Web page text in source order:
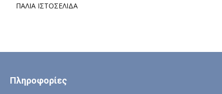
ΠΑΛΙΑ ΙΣΤΟΣΕΛΙΔΑ
Πληροφορίες